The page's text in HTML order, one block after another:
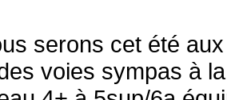
serons cet été
voies sympas à